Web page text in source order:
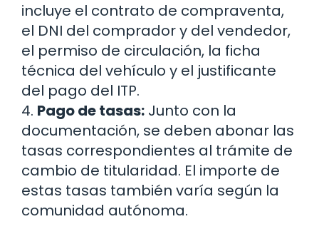
incluye el contrato de compraventa,
el DNI del comprador y del vendedor,
el permiso de circulación, la ficha
técnica del vehículo y el justificante
del pago del ITP.
4. Pago de tasas: Junto con la
documentación, se deben abonar las
tasas correspondientes al trámite de
cambio de titularidad. El importe de
estas tasas también varía según la
comunidad autónoma.